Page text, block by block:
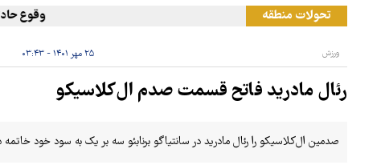
تحولات منطقه وقوع حادثه
ورزش ۲۵ مهر ۱۴۰۱ - ۰۳:۴۳
رئال مادرید فاتح قسمت صدم ال‌کلاسیکو
صدمین ال‌کلاسیکو را رئال مادرید در سانتیاگو برنابئو سه بر یک به سود خود خاتمه